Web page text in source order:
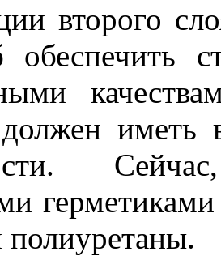
второго
иметь